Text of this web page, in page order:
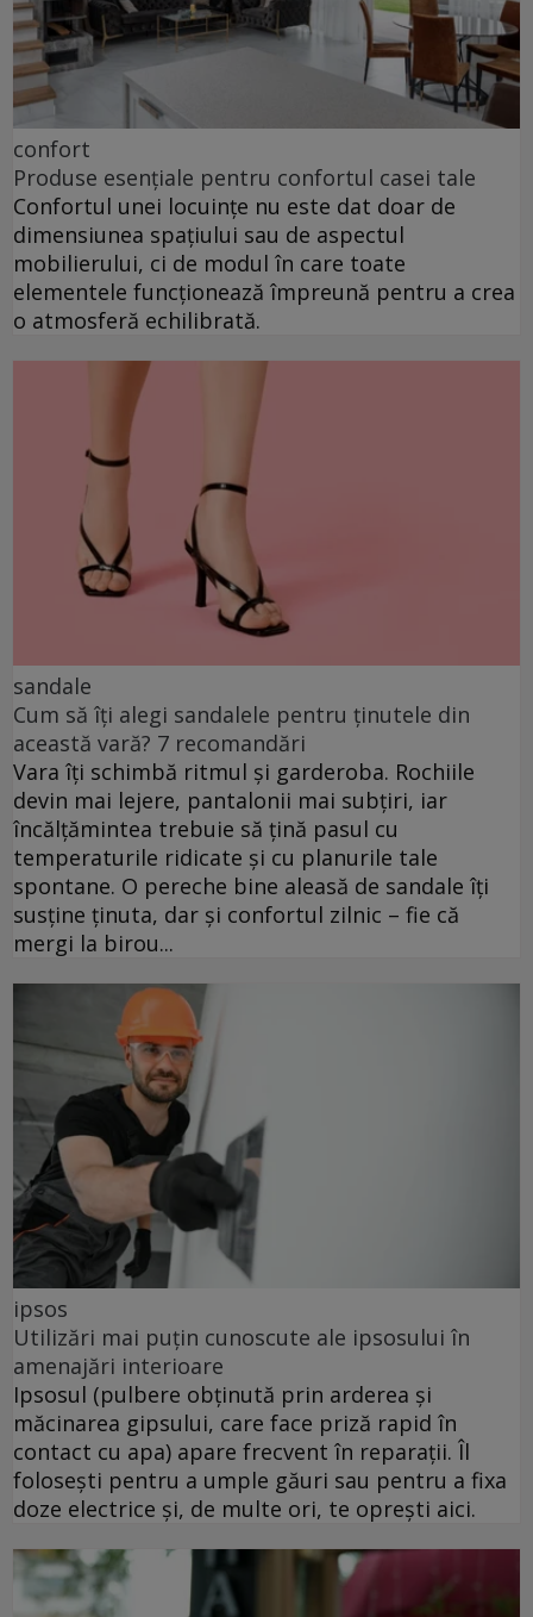
confort
Produse esențiale pentru confortul casei tale
Confortul unei locuințe nu este dat doar de
dimensiunea spațiului sau de aspectul
mobilierului, ci de modul în care toate
elementele funcționează împreună pentru a crea
o atmosferă echilibrată.
sandale
Cum să îți alegi sandalele pentru ținutele din
această vară? 7 recomandări
Vara îți schimbă ritmul și garderoba. Rochiile
devin mai lejere, pantalonii mai subțiri, iar
încălțămintea trebuie să țină pasul cu
temperaturile ridicate și cu planurile tale
spontane. O pereche bine aleasă de sandale îți
susține ținuta, dar și confortul zilnic – fie că
mergi la birou...
ipsos
Utilizări mai puțin cunoscute ale ipsosului în
amenajări interioare
Ipsosul (pulbere obținută prin arderea și
măcinarea gipsului, care face priză rapid în
contact cu apa) apare frecvent în reparații. Îl
folosești pentru a umple găuri sau pentru a fixa
doze electrice și, de multe ori, te oprești aici.